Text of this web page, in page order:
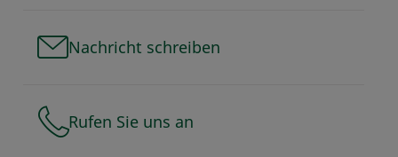
Nachricht schreiben
Rufen Sie uns an